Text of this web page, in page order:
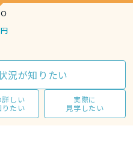
況が知りたい
詳しい
たい
実際に
見学したい